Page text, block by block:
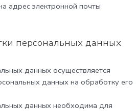
адрес электронной почты
персональных данных
данных осуществляется
данных на обработку его
данных необходима для